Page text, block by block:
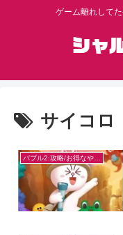
ゲーム離れして
サイコロ
バブル2:攻略/お得なやり方